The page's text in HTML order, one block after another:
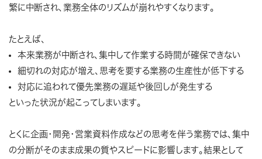
繁に中断され、業務全体のリズムが崩れやすくなります。
たとえば、
本来業務が中断され、集中して作業する時間が確保できない
細切れの対応が増え、思考を要する業務の生産性が低下する
対応に追われて優先業務の遅延や後回しが発生する
といった状況が起こってしまいます。
とくに企画・開発・営業資料作成などの思考を伴う業務では、集中
の分断がそのまま成果の質やスピードに影響します。結果として